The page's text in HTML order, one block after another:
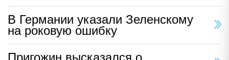
В Германии указали Зеленскому
на роковую ошибку
Пригожин высказался о